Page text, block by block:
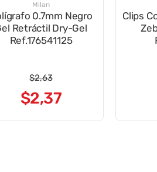
Milan
0.7mm Negro
Retráctil Dry-Gel
Ref.176541125
$2,63
$2,37
Clips